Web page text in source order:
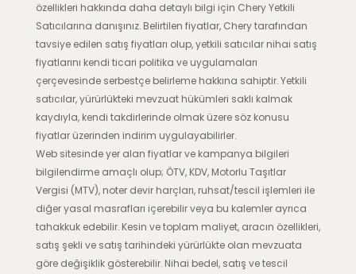
özellikleri hakkında daha detaylı bilgi için Chery Yetkili
Satıcılarına danışınız. Belirtilen fiyatlar, Chery tarafından
tavsiye edilen satış fiyatları olup, yetkili satıcılar nihai satış
fiyatlarını kendi ticari politika ve uygulamaları
çerçevesinde serbestçe belirleme hakkına sahiptir. Yetkili
satıcılar, yürürlükteki mevzuat hükümleri saklı kalmak
kaydıyla, kendi takdirlerinde olmak üzere söz konusu
fiyatlar üzerinden indirim uygulayabilirler.
Web sitesinde yer alan fiyatlar ve kampanya bilgileri
bilgilendirme amaçlı olup; ÖTV, KDV, Motorlu Taşıtlar
Vergisi (MTV), noter devir harçları, ruhsat/tescil işlemleri ile
diğer yasal masrafları içerebilir veya bu kalemler ayrıca
tahakkuk edebilir. Kesin ve toplam maliyet, aracın özellikleri,
satış şekli ve satış tarihindeki yürürlükte olan mevzuata
göre değişiklik gösterebilir. Nihai bedel, satış ve tescil